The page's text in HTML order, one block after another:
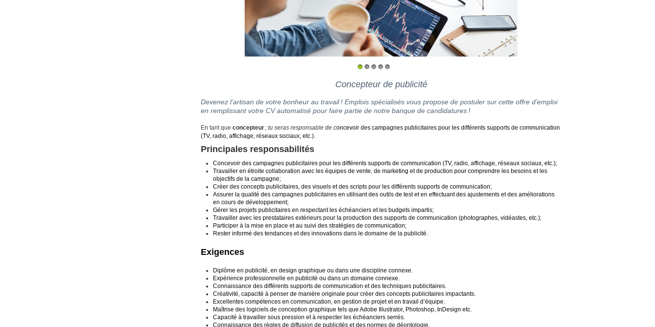
Concepteur de publicité
Devenez l’artisan de votre bonheur au travail ! Emplois spécialisés vous propose de postuler sur cette offre d’emploi
en remplissant votre CV automatisé pour faire partie de notre banque de candidatures !
En tant que concepteur; tu seras responsable de concevoir des campagnes publicitaires pour les différents supports de communication
(TV, radio, affichage, réseaux sociaux, etc.).
Principales responsabilités
Concevoir des campagnes publicitaires pour les différents supports de communication (TV, radio, affichage, réseaux sociaux, etc.);
Travailler en étroite collaboration avec les équipes de vente, de marketing et de production pour comprendre les besoins et les
objectifs de la campagne;
Créer des concepts publicitaires, des visuels et des scripts pour les différents supports de communication;
Assurer la qualité des campagnes publicitaires en utilisant des outils de test et en effectuant des ajustements et des améliorations
en cours de développement;
Gérer les projets publicitaires en respectant les échéanciers et les budgets impartis;
Travailler avec les prestataires extérieurs pour la production des supports de communication (photographes, vidéastes, etc.);
Participer à la mise en place et au suivi des stratégies de communication;
Rester informé des tendances et des innovations dans le domaine de la publicité.
Exigences
Diplôme en publicité, en design graphique ou dans une discipline connexe.
Expérience professionnelle en publicité ou dans un domaine connexe.
Connaissance des différents supports de communication et des techniques publicitaires.
Créativité, capacité à penser de manière originale pour créer des concepts publicitaires impactants.
Excellentes compétences en communication, en gestion de projet et en travail d’équipe.
Maîtrise des logiciels de conception graphique tels que Adobe Illustrator, Photoshop, InDesign etc.
Capacité à travailler sous pression et à respecter les échéanciers serrés.
Connaissance des règles de diffusion de publicités et des normes de déontologie.